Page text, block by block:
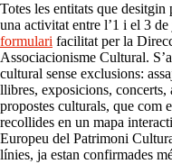
Totes les entitats que
una activitat entre l’1 i el 3
formulari facilitat per la
Associacionisme Cultural.
cultural sense exclusions:
llibres, exposicions, concerts,
propostes culturals, que com
recollides en un mapa
Europeu del Patrimoni
línies, ja estan confirmades